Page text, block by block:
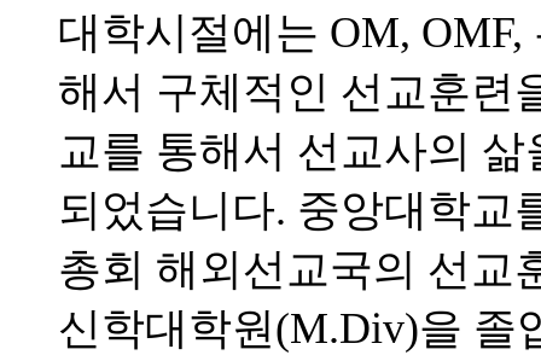
대학시절에는 OM,
해서 구체적인 선교훈련
교를 통해서 선교사의
되었습니다. 중앙대학교
총회 해외선교국의 선교
신학대학원(M.Div)을 졸